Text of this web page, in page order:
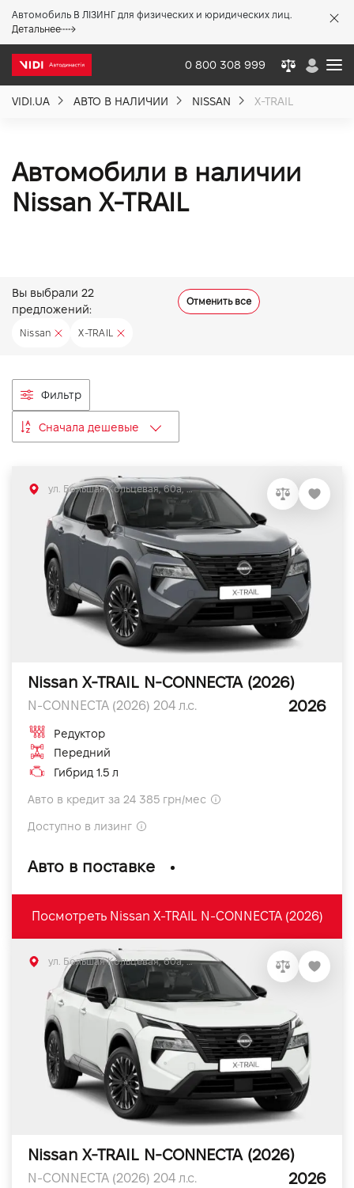
Автомобиль В ЛІЗИНГ для физических и юридических лиц.
Детальнее
0 800 308 999
VIDI.UA АВТО В НАЛИЧИИ NISSAN X-TRAIL
Автомобили в наличии
Nissan X-TRAIL
Вы выбрали 22
предложений:
Отменить все
Nissan X-TRAIL
Фильтр
Сначала дешевые
Nissan X-TRAIL N-CONNECTA (2026)
N-CONNECTA (2026) 204 л.с. 2026
Редуктор
Передний
Гибрид 1.5 л
Авто в кредит за 24 385 грн/мес
Доступно в лизинг
Авто в поставке
ул. Большая Кольцевая, 60а, Софиевская Борщаговка, Киевская обл.
Посмотреть Nissan X-TRAIL N-CONNECTA (2026)
Nissan X-TRAIL N-CONNECTA (2026)
N-CONNECTA (2026) 204 л.с. 2026
ул. Большая Кольцевая, 60а, Софиевская Борщаговка, Киевская обл.
Акции %
Новости
акціями, послугами та новинками